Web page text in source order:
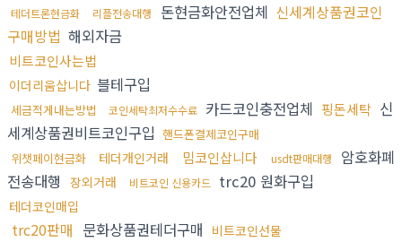
테더트론현금화
리플전송대행 돈현금화안전업체 신세계상품권코인
구매방법 해외자금
비트코인사는법
이더리움삽니다 블테구입
세금적게내는방법 코인세탁최저수수료 카드코인충전업체 핑돈세탁 신
세계상품권비트코인구입 핸드폰결제코인구매
위챗페이현금화
테더개인거래 밈코인삽니다 usdt판매대행
암호화폐
전송대행 장외거래 비트코인 신용카드 trc20 원화구입
테더코인매입
trc20판매 문화상품권테더구매 비트코인선물